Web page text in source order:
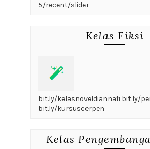
5/recent/slider
Kelas Fiksi
bit.ly/kelasnoveldiannafi bit.ly/
bit.ly/kursuscerpen
Kelas